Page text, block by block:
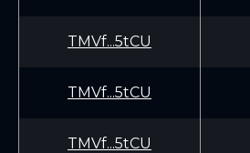
TMVf...5tCU
TMVf...5tCU
TMVf...5tCU